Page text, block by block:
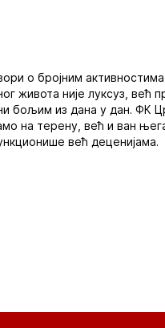
о бројним
живота није луксуз, већ
бољим из дана у дан. ФК
на терену, већ и ван
већ деценијама.